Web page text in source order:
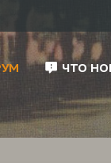
ЧТО